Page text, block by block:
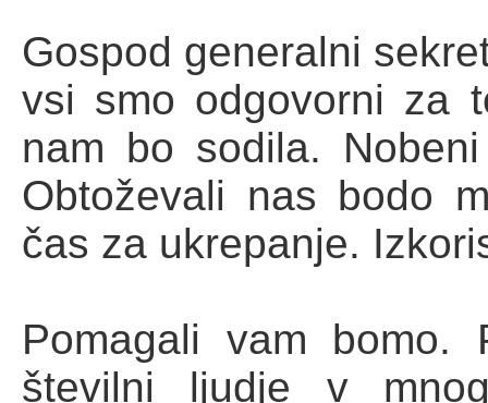
Gospod generalni
vsi smo odgovorni za
nam bo sodila.
Obtoževali nas bodo
čas za ukrepanje.
Pomagali vam bomo.
številni ljudje v